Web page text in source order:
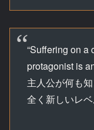
“Suffering on a
protagonist is
主人公が何も
全く新しいレベ